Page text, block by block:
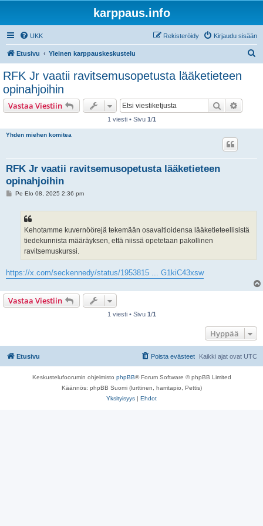
karppaus.info
UKK Kirjaudu sisään
Rekisteröidy
Etusivu Yleinen karppauskeskustelu
RFK Jr vaatii ravitsemusopetusta lääketieteen
opinahjoihin
Vastaa Viestiin Etsi
1 viesti • Sivu 1/1
Yhden miehen komitea
RFK Jr vaatii ravitsemusopetusta lääketieteen
opinahjoihin
VPe Elo 08, 2025 2:36 pm
Kehotamme kuvernöörejä tekemään osavaltioidensa lääketieteellisistä
tiedekunnista määräyksen, että niissä opetetaan pakollinen
ravitsemuskurssi.
https://x.com/seckennedy/status/1953815 ... G1kiC43xsw
Vastaa Viestiin
1 viesti • Sivu 1/1
Hyppää
Etusivu Kaikki ajat ovat UTC
Poista evästeet
Keskustelufoorumin ohjelmisto phpBB® Forum Software © phpBB Limited
Käännös: phpBB Suomi (lurttinen, harritapio, Pettis)
Yksityisyys | Ehdot